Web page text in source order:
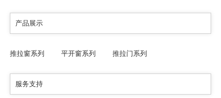
产品展示
推拉窗系列 平开窗系列 推拉门系列
服务支持